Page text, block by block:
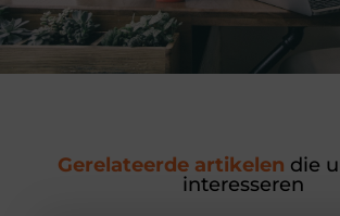
Gerelateerde artikelen die
interesseren